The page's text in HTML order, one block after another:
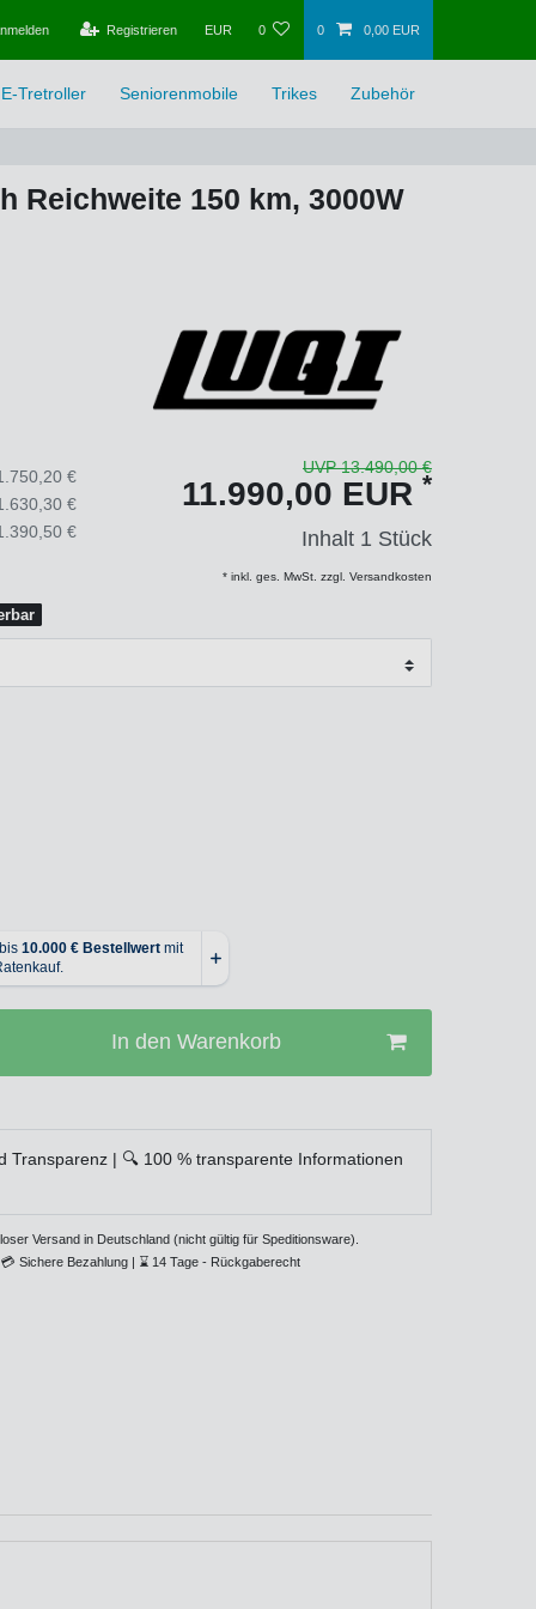
Registrieren EUR 0 0 0,00 EUR
Tretroller Seniorenmobile Trikes Zubehör
Reichweite 150 km, 3000W
€
€
€
UVP 13.490,00 €
11.990,00 EUR *
Inhalt 1 Stück
* inkl. ges. MwSt. zzgl. Versandkosten
In den Warenkorb
Transparenz | 🔍 100 % transparente Informationen
Versand in Deutschland (nicht gültig für Speditionsware).
💳 Sichere Bezahlung | ⌛ 14 Tage - Rückgaberecht